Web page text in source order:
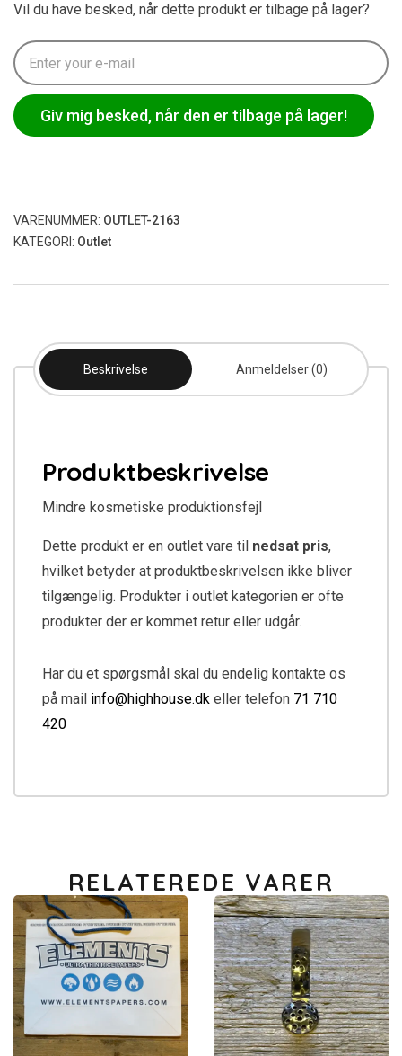
Vil du have besked, når dette produkt er tilbage på lager?
Giv mig besked, når den er tilbage på lager!
VARENUMMER: OUTLET-2163
KATEGORI: Outlet
Beskrivelse Anmeldelser (0)
Produktbeskrivelse
Mindre kosmetiske produktionsfejl
Dette produkt er en outlet vare til nedsat pris,
hvilket betyder at produktbeskrivelsen ikke bliver
tilgængelig. Produkter i outlet kategorien er ofte
produkter der er kommet retur eller udgår.
Har du et spørgsmål skal du endelig kontakte os
på mail info@highhouse.dk eller telefon 71 710
420
RELATEREDE VARER